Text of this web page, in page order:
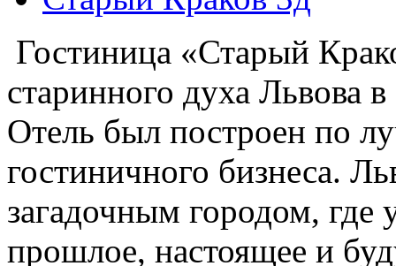
Гостиница «Старый
старинного духа Львова
Отель был построен по
гостиничного бизнеса.
загадочным городом, где
прошлое, настоящее и